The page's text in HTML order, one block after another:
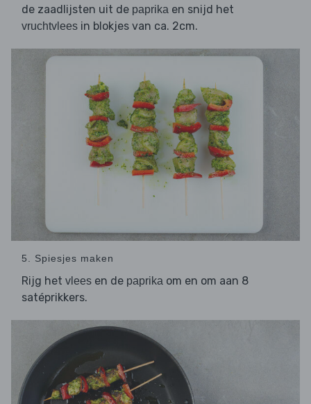
de zaadlijsten uit de paprika en snijd het
vruchtvlees in blokjes van ca. 2cm.
5. Spiesjes maken
Rijg het vlees en de paprika om en om aan 8
satéprikkers.